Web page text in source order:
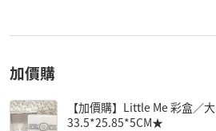
加價購
【加價購】Little Me 彩盒／
33.5*25.85*5CM★